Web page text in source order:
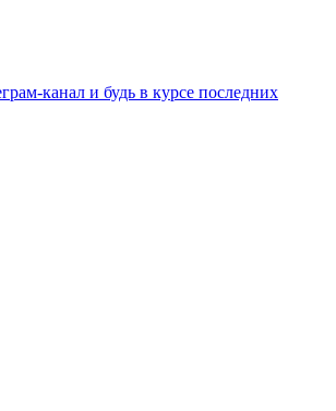
канал и будь в курсе последних